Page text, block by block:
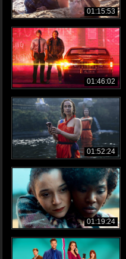
01:15:53
01:46:02
01:52:24
01:19:24